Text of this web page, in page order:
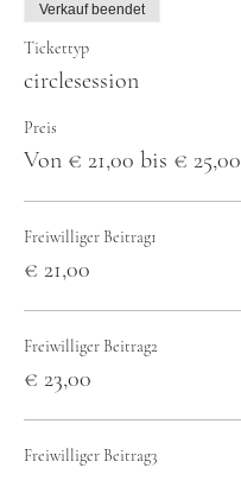
Verkauf beendet
Tickettyp
circlesession
Preis
Von € 21,00 bis € 25,00
Freiwilliger Beitrag1
€ 21,00
Freiwilliger Beitrag2
€ 23,00
Freiwilliger Beitrag3